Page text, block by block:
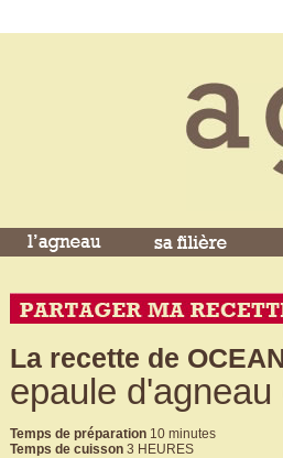
La recette de
epaule d'agneau
Temps de préparation 10 minutes
Temps de cuisson 3 HEURES